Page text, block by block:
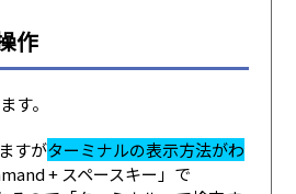
作
す。
すがターミナルの表示方法がわ
+ スペースキー」で